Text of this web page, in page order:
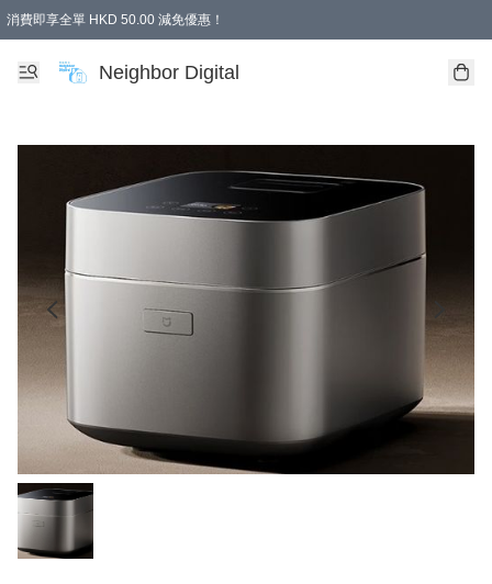
消費即享全單 HKD 50.00 減免優惠！
Neighbor Digital